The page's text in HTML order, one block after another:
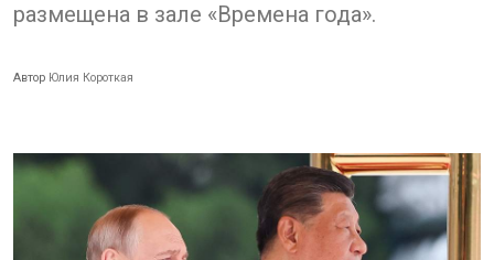
размещена в зале «Времена года».
Автор Юлия Короткая